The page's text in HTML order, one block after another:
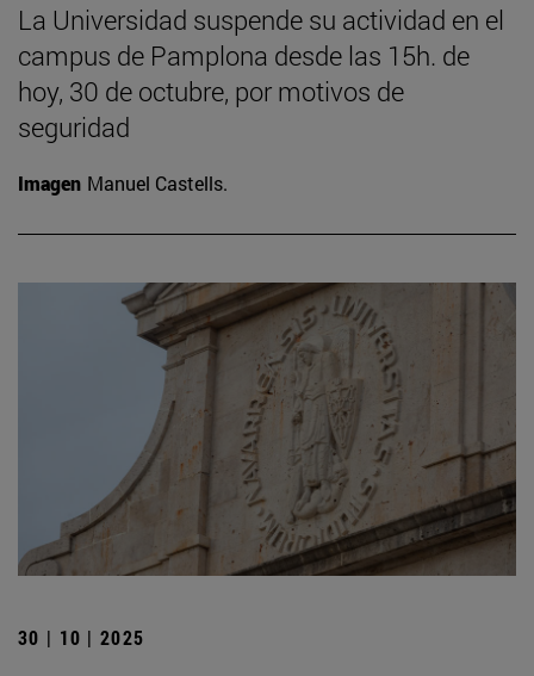
La Universidad suspende su actividad en el
campus de Pamplona desde las 15h. de
hoy, 30 de octubre, por motivos de
seguridad
Imagen Manuel Castells.
30 | 10 | 2025